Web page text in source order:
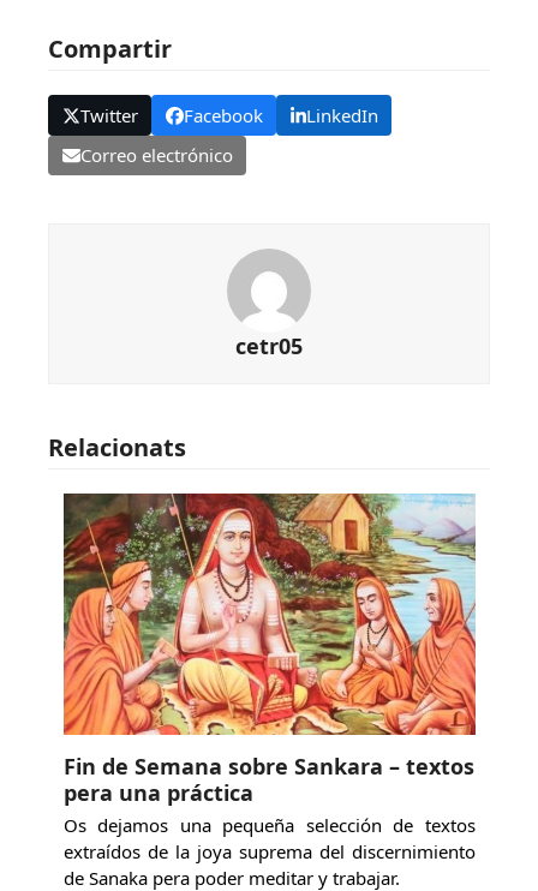
Compartir
Twitter Facebook
LinkedIn
Correo electrónico
cetr05
Relacionats
Fin de Semana sobre Sankara – textos
pera una práctica
Os dejamos una pequeña selección de textos
extraídos de la joya suprema del discernimiento
de Sanaka pera poder meditar y trabajar.